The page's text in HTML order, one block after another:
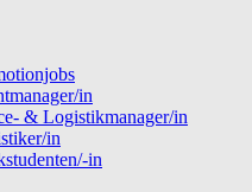
in
& Logistikmanager/in
in
in